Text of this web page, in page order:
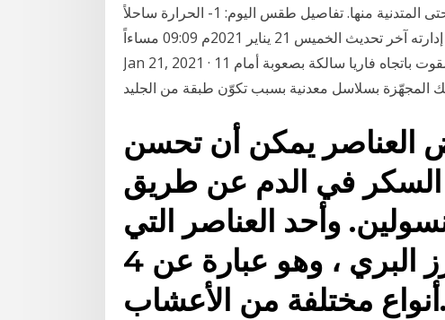
حتى المتدنية منها. تفاصيل طقس اليوم: 1- الحرارة ساحلاً Jan 21, 2021 · نيويورك تايمز” تكشف ماذا فعل
محمد بن سلمان لإرضاء بايدن وتخفيف التوتر مع إدارته آخر تحديث الخميس 21 يناير 2021م 09:09 مساءاً
Jan 21, 2021 · 11 دقيقة التحكم المروري: الطريق من مستديرة عشقوت باتجاه فاريا سالكة بصعوبة أمام
المجهّزة بسلاسل معدنية بسبب تكوّن طبقة من الجليد
يمكن أن تحسن
السكر في الدم عن طريق
وأحد العناصر التي
أظهرت وعدا هو الأرز البري ، وهو عبارة عن 4
أنواع مختلفة من الأعشاب.